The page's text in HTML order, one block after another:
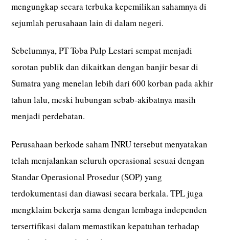
mengungkap secara terbuka kepemilikan sahamnya di
sejumlah perusahaan lain di dalam negeri.
Sebelumnya, PT Toba Pulp Lestari sempat menjadi
sorotan publik dan dikaitkan dengan banjir besar di
Sumatra yang menelan lebih dari 600 korban pada akhir
tahun lalu, meski hubungan sebab-akibatnya masih
menjadi perdebatan.
Perusahaan berkode saham INRU tersebut menyatakan
telah menjalankan seluruh operasional sesuai dengan
Standar Operasional Prosedur (SOP) yang
terdokumentasi dan diawasi secara berkala. TPL juga
mengklaim bekerja sama dengan lembaga independen
tersertifikasi dalam memastikan kepatuhan terhadap